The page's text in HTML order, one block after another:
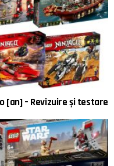
[an] – Revizuire și testare